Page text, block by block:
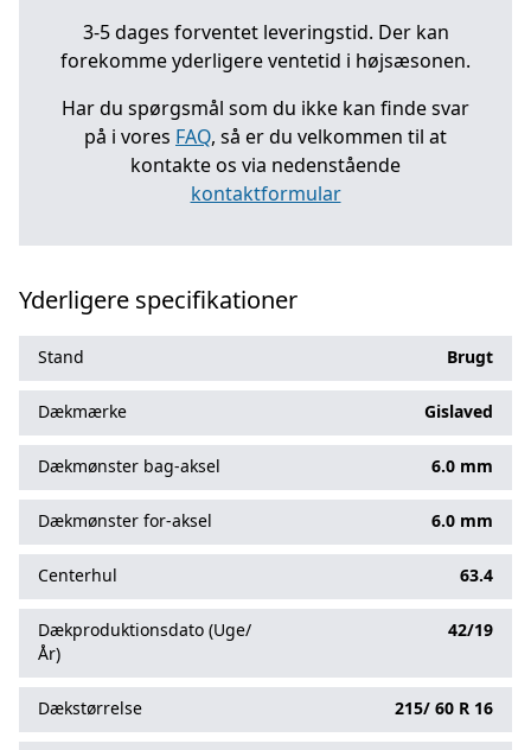
3-5 dages forventet leveringstid. Der kan
forekomme yderligere ventetid i højsæsonen.
Har du spørgsmål som du ikke kan finde svar
på i vores FAQ, så er du velkommen til at
kontakte os via nedenstående
kontaktformular
Yderligere specifikationer
Stand Brugt
Dækmærke Gislaved
Dækmønster bag-aksel 6.0 mm
Dækmønster for-aksel 6.0 mm
Centerhul 63.4
Dækproduktionsdato (Uge/
År)
42/19
Dækstørrelse 215/ 60 R 16